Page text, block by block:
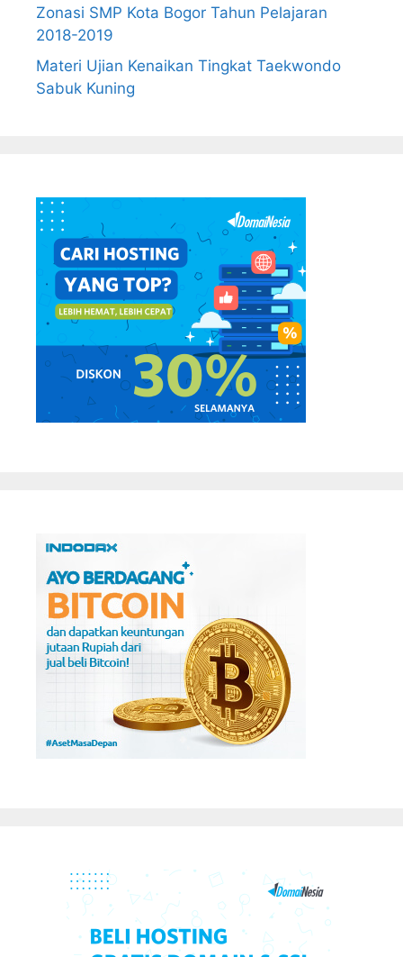
Zonasi SMP Kota Bogor Tahun Pelajaran
2018-2019
Materi Ujian Kenaikan Tingkat Taekwondo
Sabuk Kuning